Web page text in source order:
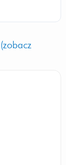
(zobacz